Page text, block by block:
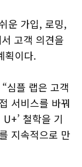
운 가입, 로밍,
고객 의견을
획이다.
심플 랩은 고객
서비스를 바꿔
철학을 기
지속적으로 만